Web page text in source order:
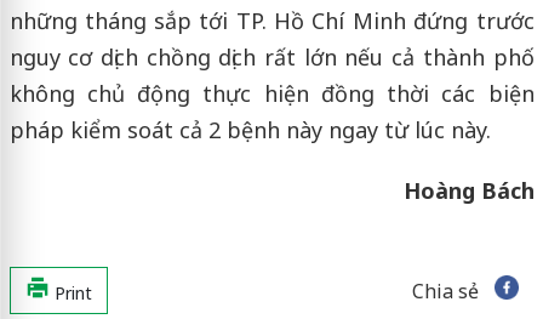
những tháng sắp tới TP. Hồ Chí Minh đứng trước
nguy cơ dịch chồng dịch rất lớn nếu cả thành phố
không chủ động thực hiện đồng thời các biện
pháp kiểm soát cả 2 bệnh này ngay từ lúc này.
Hoàng Bách
Print Chia sẻ